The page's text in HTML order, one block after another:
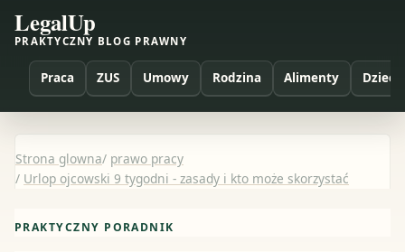
LegalUp
PRAKTYCZNY BLOG PRAWNY
Praca ZUS Umowy Rodzina Alimenty Dzieci
Strona glowna/ prawo pracy
/ Urlop ojcowski 9 tygodni - zasady i kto może skorzystać
PRAKTYCZNY PORADNIK